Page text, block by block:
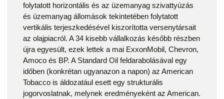
folytatott horizontális és az üzemanyag szivattyúzás
és üzemanyag állomások tekintetében folytatott
vertikális terjeszkedésével kiszorította versenytársait
az olajpiacról. A 34 kisebb vállalkozás később részben
újra egyesült, ezek lettek a mai ExxonMobil, Chevron,
Amoco és BP. A Standard Oil feldarabolásával egy
időben (konkrétan ugyanazon a napon) az American
Tobacco is áldozatául esett egy strukturális
jogorvoslatnak, melynek eredményeként az American.